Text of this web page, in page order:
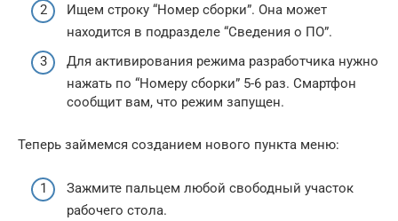
Ищем строку “Номер сборки”. Она может
находится в подразделе “Сведения о ПО”.
Для активирования режима разработчика нужно
нажать по “Номеру сборки” 5-6 раз. Смартфон
сообщит вам, что режим запущен.
Теперь займемся созданием нового пункта меню:
Зажмите пальцем любой свободный участок
рабочего стола.